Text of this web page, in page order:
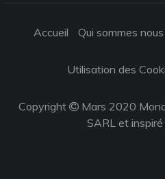
Accueil Qui sommes nous
Utilisation des
Copyright
Mars 2020
SARL et